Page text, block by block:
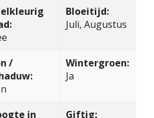
Bloeitijd:
Juli, Augustus
/
Wintergroen:
Ja
in
Giftig: